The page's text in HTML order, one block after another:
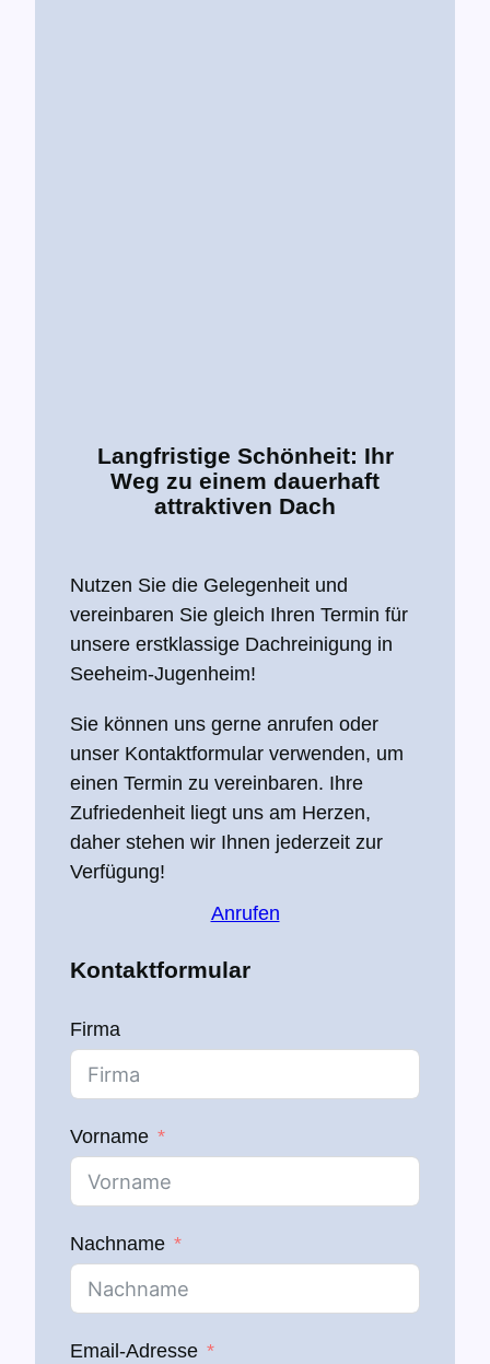
Langfristige Schönheit: Ihr
Weg zu einem dauerhaft
attraktiven Dach
Nutzen Sie die Gelegenheit und
vereinbaren Sie gleich Ihren Termin für
unsere erstklassige Dachreinigung in
Seeheim-Jugenheim!
Sie können uns gerne anrufen oder
unser Kontaktformular verwenden, um
einen Termin zu vereinbaren. Ihre
Zufriedenheit liegt uns am Herzen,
daher stehen wir Ihnen jederzeit zur
Verfügung!
Anrufen
Kontaktformular
Firma
Vorname
Nachname
Email-Adresse